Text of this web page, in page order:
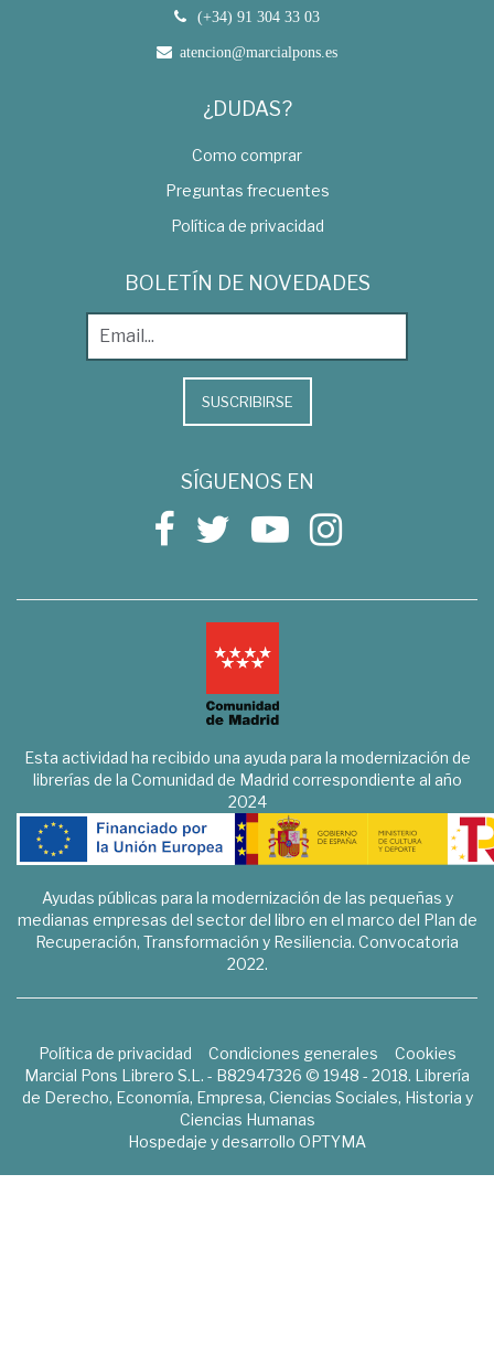
(+34) 91 304 33 03
atencion@marcialpons.es
¿DUDAS?
Como comprar
Preguntas frecuentes
Política de privacidad
BOLETÍN DE NOVEDADES
SUSCRIBIRSE
SÍGUENOS EN
Esta actividad ha recibido una ayuda para la modernización de
librerías de la Comunidad de Madrid correspondiente al año
2024
Ayudas públicas para la modernización de las pequeñas y
medianas empresas del sector del libro en el marco del Plan de
Recuperación, Transformación y Resiliencia. Convocatoria
2022.
Política de privacidad Condiciones generales
Cookies
Marcial Pons Librero S.L. - B82947326 © 1948 - 2018. Librería
de Derecho, Economía, Empresa, Ciencias Sociales, Historia y
Ciencias Humanas
Hospedaje y desarrollo OPTYMA